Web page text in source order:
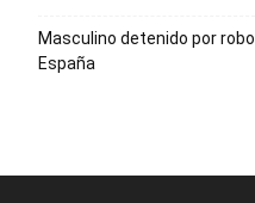
Masculino detenido por
España